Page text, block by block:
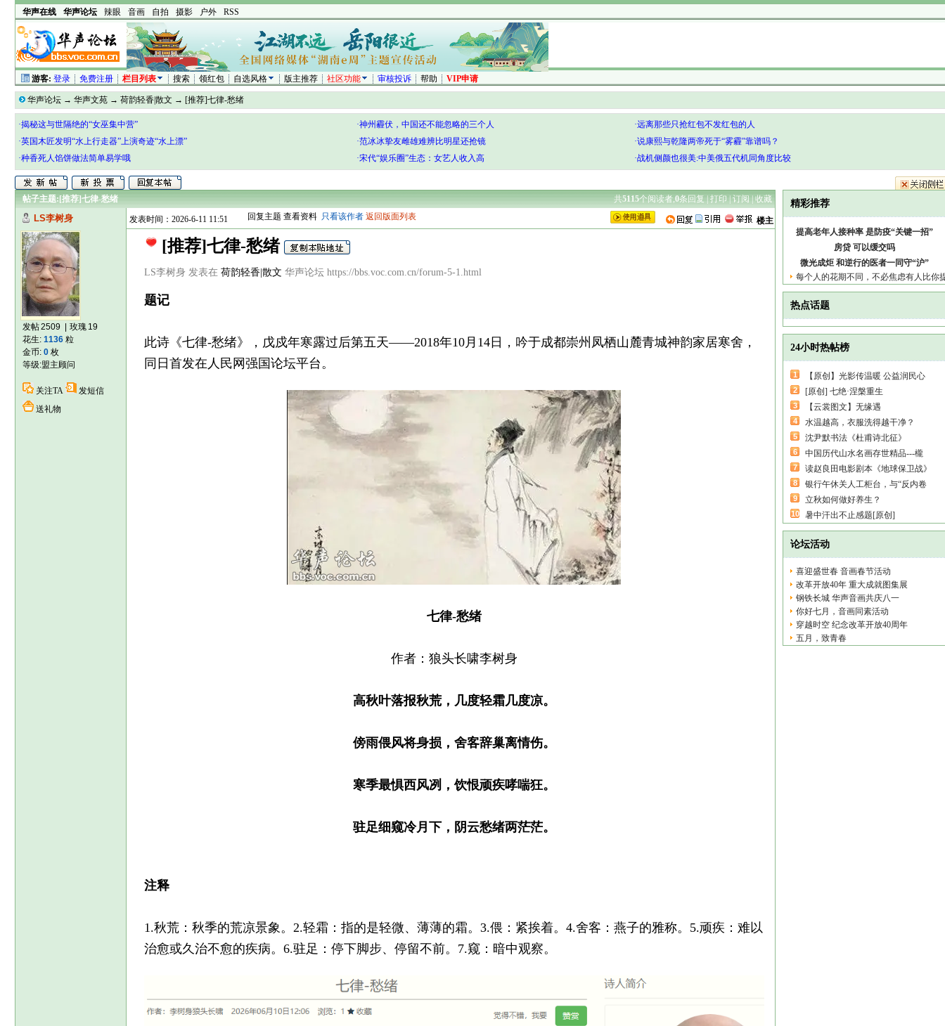
华声在线 华声论坛 辣眼 音画 自拍 摄影 户外 RSS
游客: 登录 免费注册 栏目列表 搜索 领红包 自选风格 版主推荐 社区功能 审核投诉 帮助 VIP申请
华声论坛→ 华声文苑→ 荷韵轻香|散文 → [推荐]七律-愁绪
·揭秘这与世隔绝的“女巫集中营” ·神州霾伏，中国还不能忽略的三个人
·远离那些只抢红包不发红包的人
·英国木匠发明“水上行走器”上演奇迹“水上漂”
·范冰冰挚友雌雄难辨比明星还抢镜
·说康熙与乾隆两帝死于“雾霾”靠谱吗？
·种香死人馅饼做法简单易学哦
·宋代“娱乐圈”生态：女艺人收入高 ·战机侧颜也很美:中美俄五代机同角度比较
帖子主题:[推荐]七律-愁绪 共5115个阅读者,0条回复 |打印|订阅|收藏
LS李树身
发帖2509 玫瑰 19
花生: 1136粒
金币: 0枚
等级:盟主顾问
关注TA
发短信
送礼物
发表时间：2026-6-11 11:51 楼主
回复主题 查看资料 只看该作者 返回版面列表
[推荐]七律-愁绪
LS李树身 发表在 荷韵轻香|散文 华声论坛 https://bbs.voc.com.cn/forum-5-1.html
题记
此诗《七律-愁绪》，戊戍年寒露过后第五天——2018年10月14日，吟于成都崇州凤栖山麓青城神韵家居寒舍，
同日首发在人民网强国论坛平台。
七律-愁绪
作者：狼头长啸李树身
高秋叶落报秋荒，几度轻霜几度凉。
傍雨偎风将身损，舍客辞巢离情伤。
寒季最惧西风冽，饮恨顽疾哮喘狂。
驻足细窥冷月下，阴云愁绪两茫茫。
注释
1.秋荒：秋季的荒凉景象。2.轻霜：指的是轻微、薄薄的霜。3.偎：紧挨着。4.舍客：燕子的雅称。5.顽疾：难以
治愈或久治不愈的疾病。6.驻足：停下脚步、停留不前。7.窥：暗中观察。
精彩推荐
提高老年人接种率 是防疫“关键一招”
房贷 可以缓交吗
微光成炬 和逆行的医者一同守“沪”
每个人的花期不同，不必焦虑有人比你
热点话题
24小时热帖榜
1 【原创】光影传温暖 公益润民心
2 [原创] 七绝·涅槃重生
3 【云裳图文】无缘遇
4 水温越高，衣服洗得越干净？
5 沈尹默书法《杜甫诗北征》
6 中国历代山水名画存世精品---櫳
7 读赵良田电影剧本《地球保卫战》
8 银行午休关人工柜台，与“反内卷
9 立秋如何做好养生？
10 暑中汗出不止感题[原创]
论坛活动
喜迎盛世春 音画春节活动
改革开放40年 重大成就图集展
钢铁长城 华声音画共庆八一
你好七月，音画同素活动
穿越时空 纪念改革开放40周年
五月，致青春